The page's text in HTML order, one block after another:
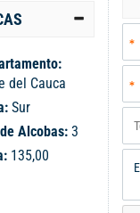
del Cauca
Sur
Alcobas: 3
135,00